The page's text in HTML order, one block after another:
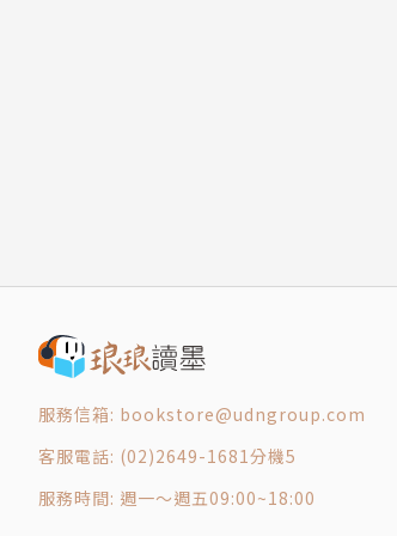
本書特色
1.闡述未來將拯救所有貓咪的
3.獸醫與作者的相遇，開啟了
4.「AIM」的最終目標為治癒所
5.台灣有可能是此項研究的第
從何處突破？
音樂家用音樂的語言，科學家用
第四章 「不治之症」與AIM
即便過了十五年，「不治之症」
「不治之症」的共通點
「清除廢物」這如此簡單的解答
服務信箱: bookstore@udngroup.com
客服電話: (02)2649-1681分機5
服務時間: 週一～週五09:00~18:00